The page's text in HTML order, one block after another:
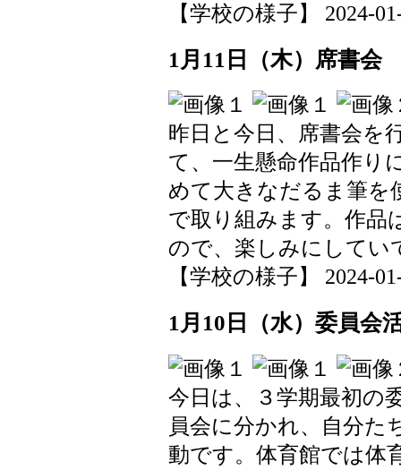
【学校の様子】 2024-
1月11日（木）席書会
昨日と今日、席書会を
て、一生懸命作品作り
めて大きなだるま筆を
で取り組みます。作品
ので、楽しみにしてい
【学校の様子】 2024-
1月10日（水）委員会
今日は、３学期最初の
員会に分かれ、自分た
動です。体育館では体